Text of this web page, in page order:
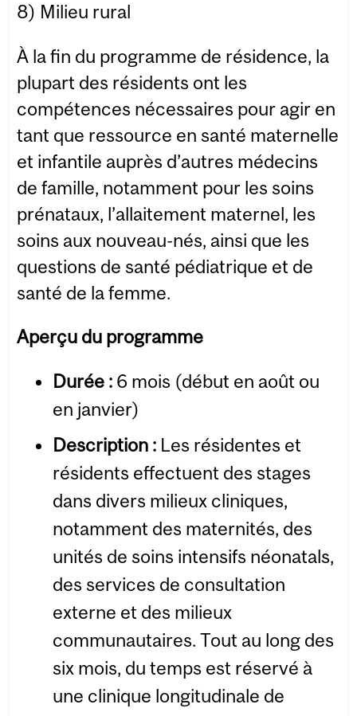
8) Milieu rural
À la fin du programme de résidence, la
plupart des résidents ont les
compétences nécessaires pour agir en
tant que ressource en santé maternelle
et infantile auprès d’autres médecins
de famille, notamment pour les soins
prénataux, l’allaitement maternel, les
soins aux nouveau-nés, ainsi que les
questions de santé pédiatrique et de
santé de la femme.
Aperçu du programme
Durée:6 mois (début en août ou
en janvier)
Description:Les résidentes et
résidents effectuent des stages
dans divers milieux cliniques,
notamment des maternités, des
unités de soins intensifs néonatals,
des services de consultation
externe et des milieux
communautaires. Tout au long des
six mois, du temps est réservé à
une clinique longitudinale de